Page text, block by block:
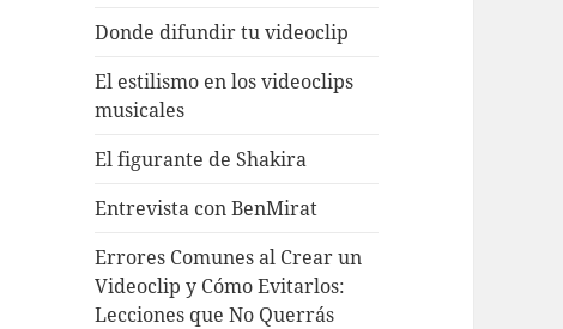
Donde difundir tu videoclip
El estilismo en los videoclips
musicales
El figurante de Shakira
Entrevista con BenMirat
Errores Comunes al Crear un
Videoclip y Cómo Evitarlos:
Lecciones que No Querrás